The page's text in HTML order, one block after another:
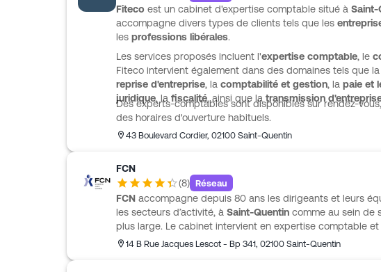
Fiteco est un cabinet d'expertise comptable situé à Saint-
accompagne divers types de clients tels que les
les professions libérales.
Les services proposés incluent l'expertise comptable, le
Fiteco intervient également dans des domaines tels que la
reprise d'entreprise, la comptabilité et gestion, la paie et
juridique, la fiscalité, ainsi que la transmission
Des experts-comptables sont disponibles sur rendez-
des horaires d'ouverture habituels.
43 Boulevard Cordier, 02100 Saint-Quentin
FCN
(8) Réseau
FCN accompagne depuis 80 ans les dirigeants et leurs
les secteurs d’activité, à Saint-Quentin comme au sein de
plus large. Le cabinet intervient en expertise comptable
aux comptes, avec des missions légales, de révision
14 B Rue Jacques Lescot - Bp 341, 02100 Saint-Quentin